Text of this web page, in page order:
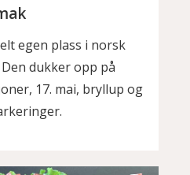
egen plass i norsk
dukker opp på
17. mai, bryllup og